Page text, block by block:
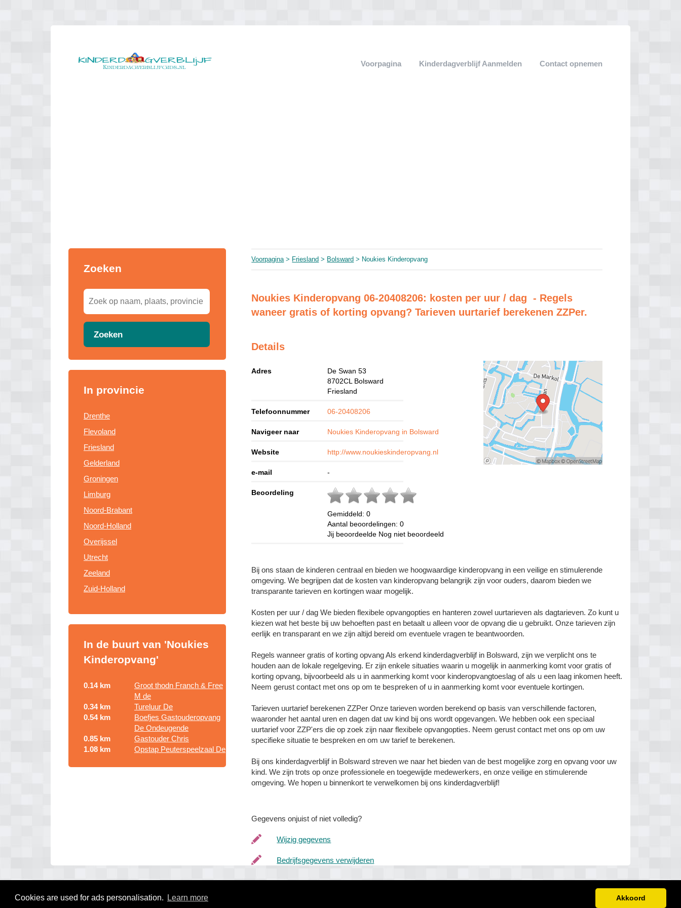
Cookies are used for ads personalisation. Learn more Akkoord
Voorpagina Kinderdagverblijf Aanmelden Contact opnemen
Zoeken
Zoeken
In provincie
Drenthe
Flevoland
Friesland
Gelderland
Groningen
Limburg
Noord-Brabant
Noord-Holland
Overijssel
Utrecht
Zeeland
Zuid-Holland
In de buurt van 'Noukies
Kinderopvang'
0.14 km
Groot thodn Franch & Free
M de
0.34 km
Tureluur De
0.54 km
Boefjes Gastouderopvang
De Ondeugende
0.85 km
Gastouder Chris
1.08 km
Opstap Peuterspeelzaal De
Voorpagina> Friesland > Bolsward > Noukies Kinderopvang
Noukies Kinderopvang 06-20408206: kosten per uur / dag - Regels
waneer gratis of korting opvang? Tarieven uurtarief berekenen ZZPer.
Details
Adres
De Swan 53
8702CL Bolsward
Friesland
Telefoonnummer 06-20408206
Navigeer naar Noukies Kinderopvang in Bolsward
Website http://www.noukieskinderopvang.nl
e-mail -
Beoordeling
Gemiddeld:0
Aantal beoordelingen:0
Jij beoordeelde Nog niet beoordeeld
Bij ons staan de kinderen centraal en bieden we hoogwaardige kinderopvang in een veilige en stimulerende
omgeving. We begrijpen dat de kosten van kinderopvang belangrijk zijn voor ouders, daarom bieden we
transparante tarieven en kortingen waar mogelijk.
Kosten per uur / dag We bieden flexibele opvangopties en hanteren zowel uurtarieven als dagtarieven. Zo kunt u
kiezen wat het beste bij uw behoeften past en betaalt u alleen voor de opvang die u gebruikt. Onze tarieven zijn
eerlijk en transparant en we zijn altijd bereid om eventuele vragen te beantwoorden.
Regels wanneer gratis of korting opvang Als erkend kinderdagverblijf in Bolsward, zijn we verplicht ons te
houden aan de lokale regelgeving. Er zijn enkele situaties waarin u mogelijk in aanmerking komt voor gratis of
korting opvang, bijvoorbeeld als u in aanmerking komt voor kinderopvangtoeslag of als u een laag inkomen heeft.
Neem gerust contact met ons op om te bespreken of u in aanmerking komt voor eventuele kortingen.
Tarieven uurtarief berekenen ZZPer Onze tarieven worden berekend op basis van verschillende factoren,
waaronder het aantal uren en dagen dat uw kind bij ons wordt opgevangen. We hebben ook een speciaal
uurtarief voor ZZP'ers die op zoek zijn naar flexibele opvangopties. Neem gerust contact met ons op om uw
specifieke situatie te bespreken en om uw tarief te berekenen.
Bij ons kinderdagverblijf in Bolsward streven we naar het bieden van de best mogelijke zorg en opvang voor uw
kind. We zijn trots op onze professionele en toegewijde medewerkers, en onze veilige en stimulerende
omgeving. We hopen u binnenkort te verwelkomen bij ons kinderdagverblijf!
Gegevens onjuist of niet volledig?
Wijzig gegevens
Bedrijfsgegevens verwijderen
Disclaimer
© 2026 kinderdagverblijf gids